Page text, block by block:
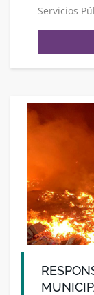
Servicios